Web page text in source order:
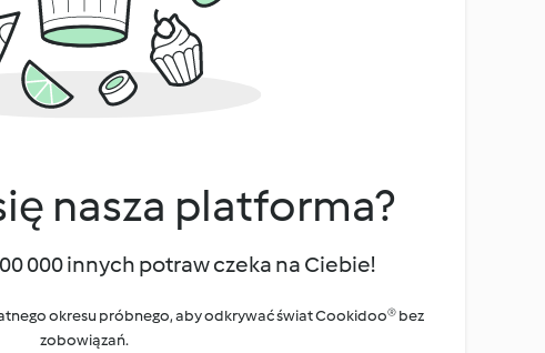
nasza platforma?
000 innych potraw czeka na Ciebie!
okresu próbnego, aby odkrywać świat Cookidoo® bez
zobowiązań.